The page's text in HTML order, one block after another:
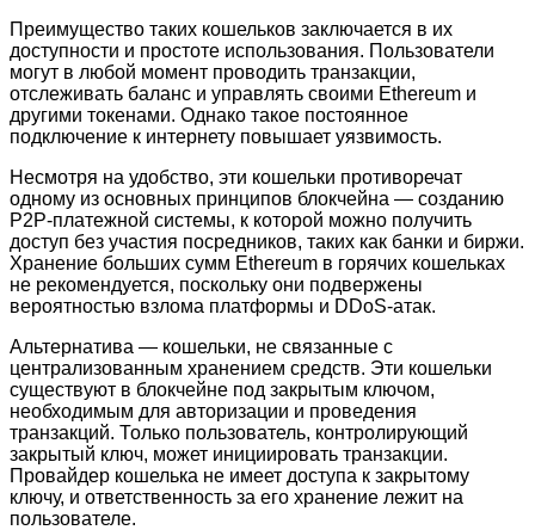
Преимущество таких кошельков заключается в их
доступности и простоте использования. Пользователи
могут в любой момент проводить транзакции,
отслеживать баланс и управлять своими Ethereum и
другими токенами. Однако такое постоянное
подключение к интернету повышает уязвимость.
Несмотря на удобство, эти кошельки противоречат
одному из основных принципов блокчейна — созданию
P2P-платежной системы, к которой можно получить
доступ без участия посредников, таких как банки и биржи.
Хранение больших сумм Ethereum в горячих кошельках
не рекомендуется, поскольку они подвержены
вероятностью взлома платформы и DDoS-атак.
Альтернатива — кошельки, не связанные с
централизованным хранением средств. Эти кошельки
существуют в блокчейне под закрытым ключом,
необходимым для авторизации и проведения
транзакций. Только пользователь, контролирующий
закрытый ключ, может инициировать транзакции.
Провайдер кошелька не имеет доступа к закрытому
ключу, и ответственность за его хранение лежит на
пользователе.